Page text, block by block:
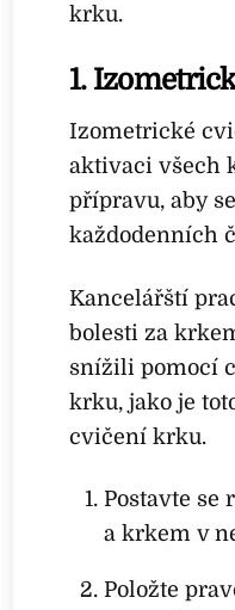
krku.
1.
Izometrické
aktivaci všech
přípravu, aby
každodenních
Kancelářští
bolesti za
snížili pomocí
krku, jako je
cvičení krku.
Postavte se
a krkem v
Položte